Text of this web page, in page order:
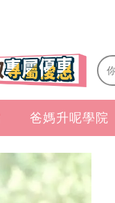
爸媽升呢學院